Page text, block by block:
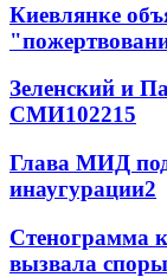
Киевлянке
Зеленский и
СМИ102215
Глава МИД
инаугурации2
Стенограмма
вызвала споры